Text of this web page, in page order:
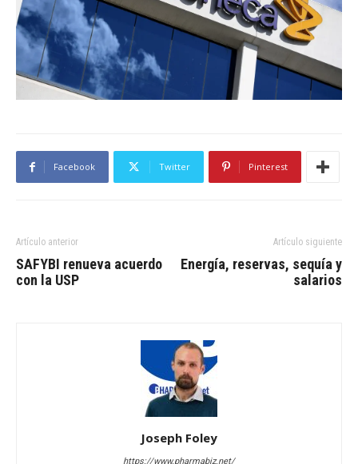
Facebook Twitter Pinterest
Artículo anterior
SAFYBI renueva acuerdo
con la USP
Artículo siguiente
Energía, reservas, sequía y
salarios
Joseph Foley
https://www.pharmabiz.net/